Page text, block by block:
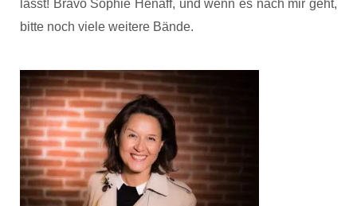
lässt! Bravo Sophie Hénaff, und wenn es nach mir geht,
bitte noch viele weitere Bände.